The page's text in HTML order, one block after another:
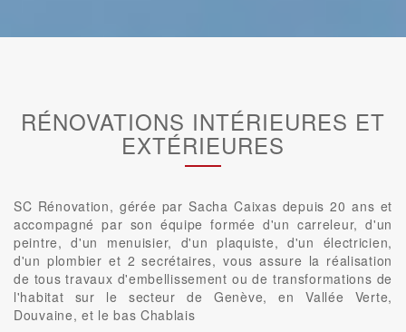
RÉNOVATIONS INTÉRIEURES ET
EXTÉRIEURES
SC Rénovation, gérée par Sacha Caixas depuis 20 ans et
accompagné par son équipe formée d'un carreleur, d'un
peintre, d'un menuisier, d'un plaquiste, d'un électricien,
d'un plombier et 2 secrétaires, vous assure la réalisation
de tous travaux d'embellissement ou de transformations de
l'habitat sur le secteur de Genève, en Vallée Verte,
Douvaine, et le bas Chablais